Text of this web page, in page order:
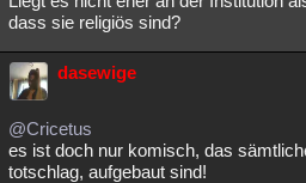
dass sie religiös sind?
dasewige
@Cricetus
es ist doch nur komisch, das
totschlag, aufgebaut sind!